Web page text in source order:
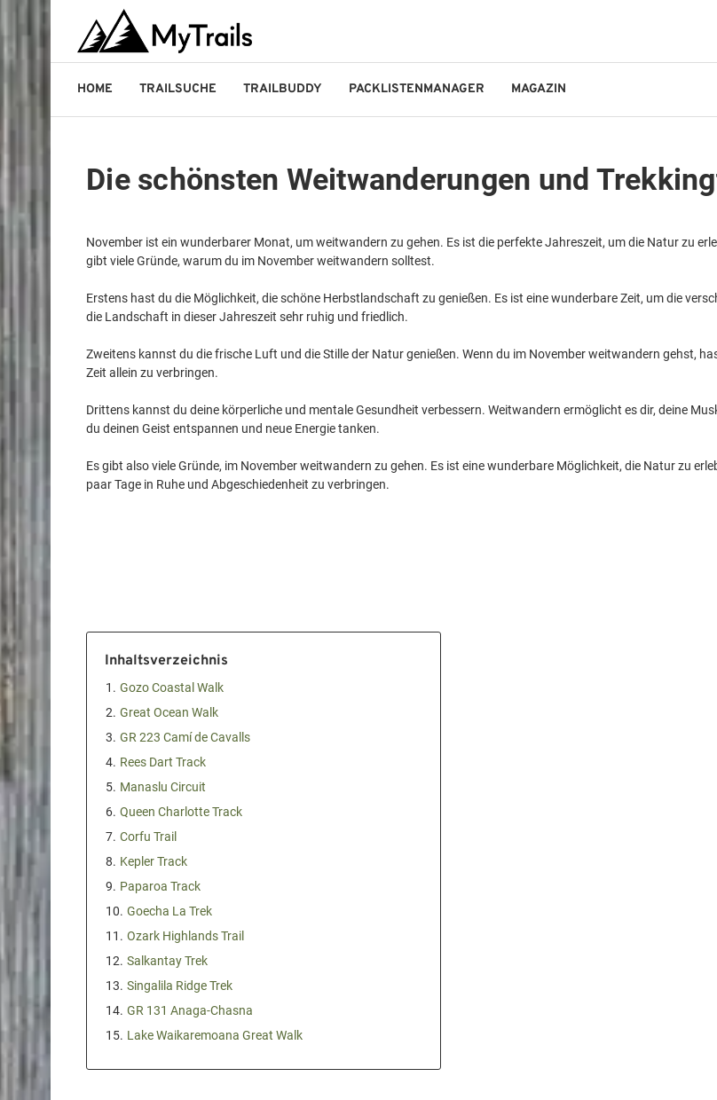
HOME TRAILSUCHE TRAILBUDDY PACKLISTENMANAGER MAGAZIN
Die schönsten Weitwanderungen und
November ist ein wunderbarer Monat, um weitwandern zu gehen. Es ist die perfekte Jahreszeit, um die Natur zu
gibt viele Gründe, warum du im November weitwandern solltest.
Erstens hast du die Möglichkeit, die schöne Herbstlandschaft zu genießen. Es ist eine wunderbare Zeit, um die
die Landschaft in dieser Jahreszeit sehr ruhig und friedlich.
Zweitens kannst du die frische Luft und die Stille der Natur genießen. Wenn du im November weitwandern gehst,
Zeit allein zu verbringen.
Drittens kannst du deine körperliche und mentale Gesundheit verbessern. Weitwandern ermöglicht es dir, deine
du deinen Geist entspannen und neue Energie tanken.
Es gibt also viele Gründe, im November weitwandern zu gehen. Es ist eine wunderbare Möglichkeit, die Natur zu
Inhaltsverzeichnis
1. Gozo Coastal Walk
2. Great Ocean Walk
3. GR 223 Camí de Cavalls
4. Rees Dart Track
5. Manaslu Circuit
6. Queen Charlotte Track
7. Corfu Trail
8. Kepler Track
9. Paparoa Track
10. Goecha La Trek
11. Ozark Highlands Trail
12. Salkantay Trek
13. Singalila Ridge Trek
14. GR 131 Anaga-Chasna
15. Lake Waikaremoana Great Walk